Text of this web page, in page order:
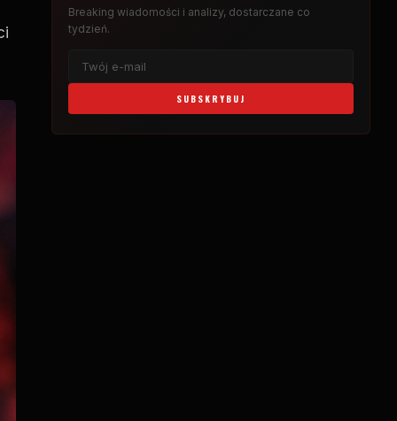
Breaking wiadomości i analizy, dostarczane co
tydzień.
SUBSKRYBUJ